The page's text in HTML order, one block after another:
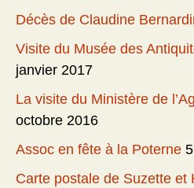
Décès de Claudine
Visite du Musée des
janvier 2017
La visite du Ministère de
octobre 2016
Assoc en fête à la Poterne
Carte postale de Suzette et